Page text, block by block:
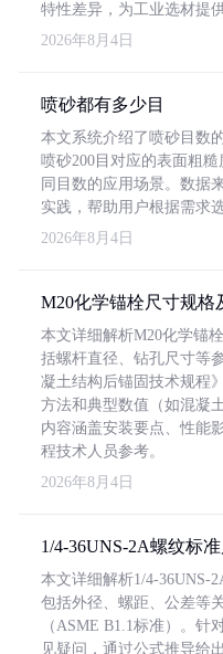
特性差异，为工业选材提
2026年8月4日
喷砂都有多少目
本文系统介绍了喷砂目数
喷砂200目对应的表面粗
同目数的应用场景。数据
实践，帮助用户根据需求
2026年8月4日
M20化学锚栓尺寸规格
本文详细解析M20化学锚
括螺杆直径、钻孔尺寸等
凝土结构后锚固技术规程
方法和典型数值（如混凝
内容涵盖安装要点、性能
程技术人员参考。
2026年8月4日
1/4-36UNS-2A螺纹标
本文详细解析1/4-36UNS-
包括外径、螺距、公差等
（ASME B1.1标准）。针
见疑问，通过公式推导给